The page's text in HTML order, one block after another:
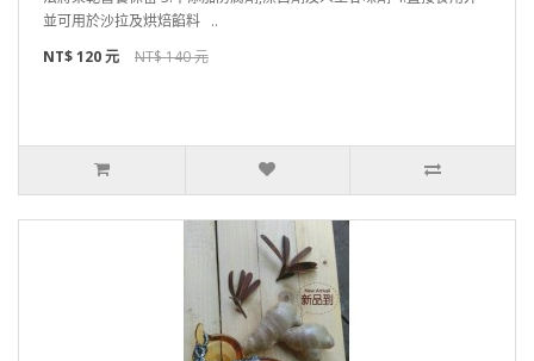
並可用於沙拉及烘焙餡料 ..
NT$ 120 元
NT$ 140 元